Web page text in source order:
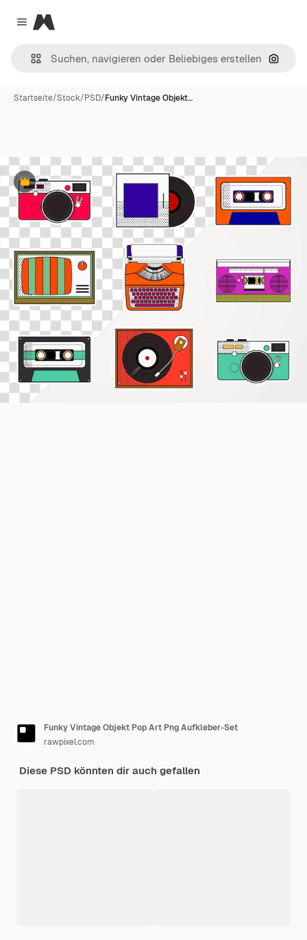
Close menu
Magnific
Nach
Startseite/Stock/PSD/Funky Vintage Objekt…
Premium
Funky Vintage Objekt Pop Art Png Aufkleber-Set
rawpixel.com
Diese PSD könnten dir auch gefallen